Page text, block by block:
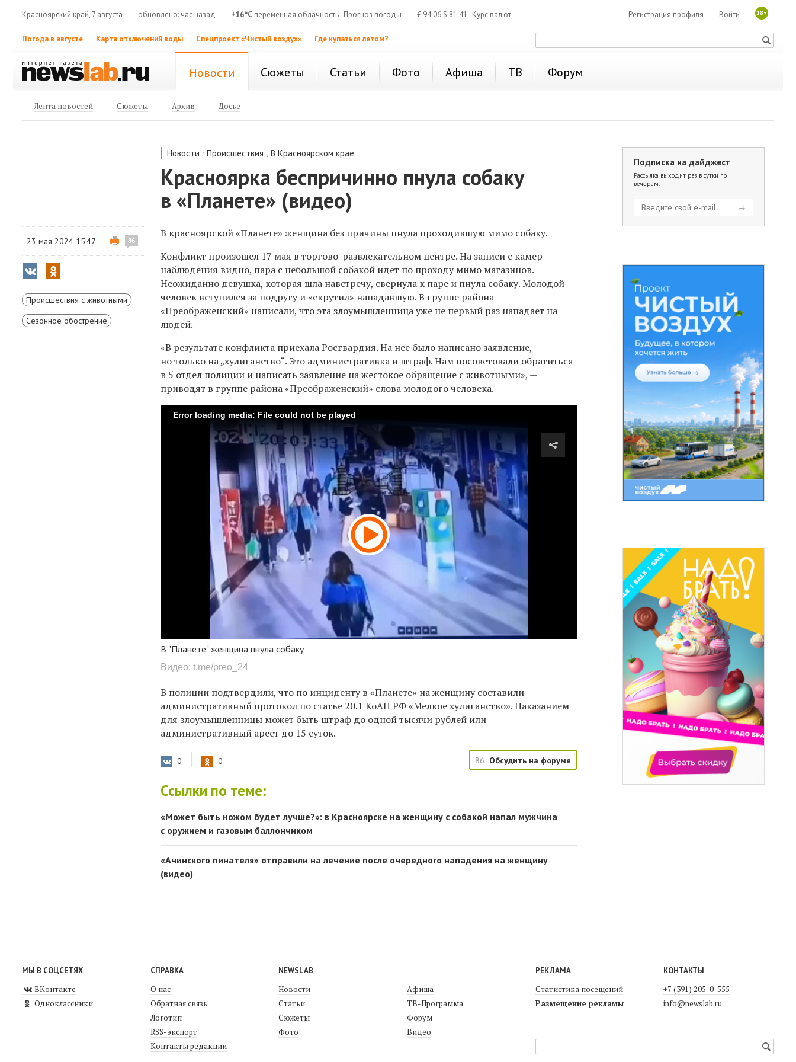
Красноярский край, 7 августа обновлено: час назад +16°C переменная облачность Прогноз погоды € 94,06 $ 81,41 Курс валют 18+
Войти
Регистрация профиля
Погода в августе Карта отключений воды Спецпроект «Чистый воздух» Где купаться летом?
Новости Сюжеты Статьи Фото Афиша ТВ Форум
Лента новостей Сюжеты Архив Досье
Новости /Происшествия ,В Красноярском крае
Красноярка беспричинно пнула собаку
в «Планете» (видео)
23 мая 2024 15:47 86
Происшествия с животными
Сезонное обострение
В красноярской «Планете» женщина без причины пнула проходившую мимо собаку.
Конфликт произошел 17 мая в торгово-развлекательном центре. На записи с камер
наблюдения видно, пара с небольшой собакой идет по проходу мимо магазинов.
Неожиданно девушка, которая шла навстречу, свернула к паре и пнула собаку. Молодой
человек вступился за подругу и «скрутил» нападавшую. В группе района
«Преображенский» написали, что эта злоумышленница уже не первый раз нападает на
людей.
«В результате конфликта приехала Росгвардия. На нее было написано заявление,
но только на „хулиганство“. Это административка и штраф. Нам посоветовали обратиться
в 5 отдел полиции и написать заявление на жестокое обращение с животными», —
приводят в группе района «Преображенский» слова молодого человека.
Error loading media: File could not be played
В "Планете" женщина пнула собаку
Видео: t.me/preo_24
В полиции подтвердили, что по инциденту в «Планете» на женщину составили
административный протокол по статье 20.1 КоАП РФ «Мелкое хулиганство». Наказанием
для злоумышленницы может быть штраф до одной тысячи рублей или
административный арест до 15 суток.
0 0 86 Обсудить на форуме
Ссылки по теме:
«Может быть ножом будет лучше?»: в Красноярске на женщину с собакой напал мужчина
с оружием и газовым баллончиком
«Ачинского пинателя» отправили на лечение после очередного нападения на женщину
(видео)
Подписка на дайджест
Рассылка выходит раз в сутки по
вечерам.
МЫ В СОЦСЕТЯХ
ВКонтакте
Одноклассники
СПРАВКА
О нас
Обратная связь
Логотип
RSS-экспорт
Контакты редакции
NEWSLAB
Новости
Статьи
Сюжеты
Фото
Афиша
ТВ-Программа
Форум
Видео
РЕКЛАМА
Статистика посещений
Размещение рекламы
КОНТАКТЫ
+7 (391) 205-0-555
info@newslab.ru